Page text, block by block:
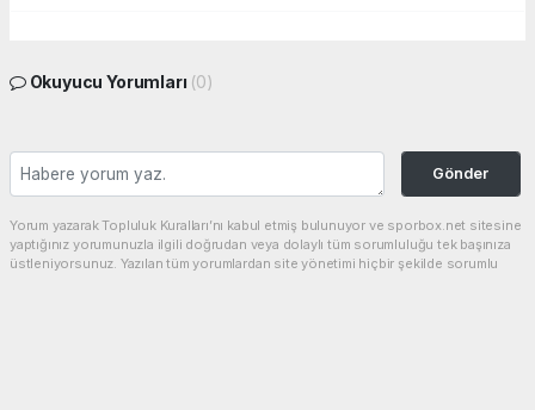
Okuyucu Yorumları (0)
Gönder
Yorum yazarak Topluluk Kuralları’nı kabul etmiş bulunuyor ve sporbox.net sitesine
yaptığınız yorumunuzla ilgili doğrudan veya dolaylı tüm sorumluluğu tek başınıza
üstleniyorsunuz. Yazılan tüm yorumlardan site yönetimi hiçbir şekilde sorumlu